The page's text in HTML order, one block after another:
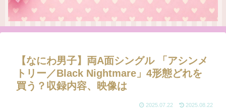
【なにわ男子】両A面シングル 「アシンメ
トリー／Black Nightmare」4形態どれを
買う？収録内容、映像は
2025.07.22 2025.08.22